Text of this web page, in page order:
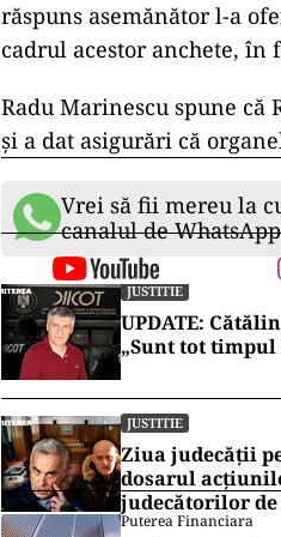
răspuns asemănător l-a
cadrul acestor anchete,
Radu Marinescu spune că
și a dat asigurări că
Vrei să fii mereu la
canalul de WhatsApp
JUSTITIE
UPDATE:
„Sunt tot
JUSTITIE
Ziua judecății
dosarul
judecătorilor
Puterea Financiara